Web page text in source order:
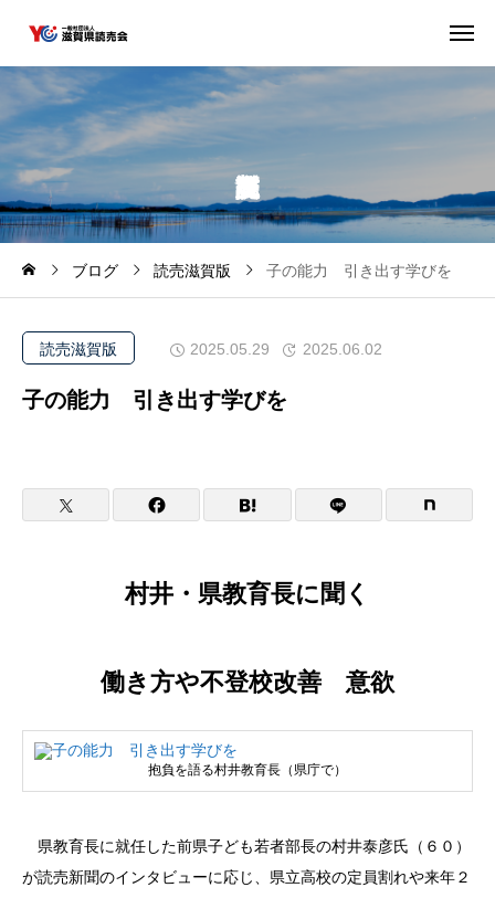
ブログ 読売滋賀版 子の能力 引き出す学びを
読売滋賀版 2025.05.29 2025.06.02
子の能力 引き出す学びを
村井・県教育長に聞く
働き方や不登校改善 意欲
抱負を語る村井教育長（県庁で）
県教育長に就任した前県子ども若者部長の村井泰彦氏（６０）
が読売新聞のインタビューに応じ、県立高校の定員割れや来年２